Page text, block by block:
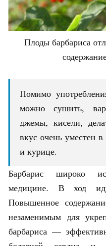
Плоды барбариса
Помимо
можно сушить,
джемы, кисели,
вкус очень уместен
и курице.
Барбарис широко
медицине. В ход
Повышенное
незаменимым для
барбариса —